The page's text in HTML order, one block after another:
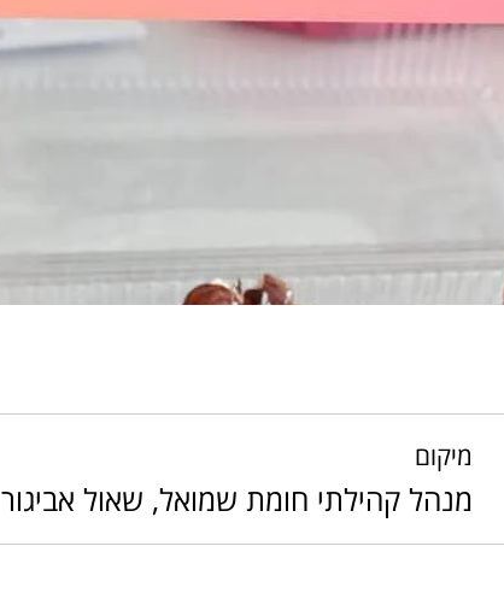
מיקום
מנהל קהילתי חומת שמואל, שאול אביגור 7